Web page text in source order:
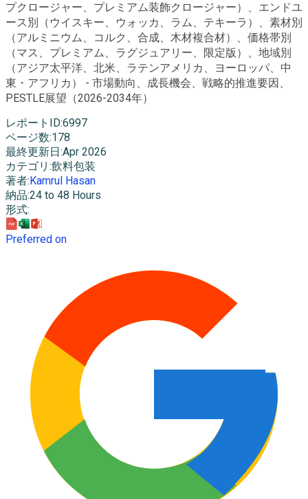
プクロージャー、プレミアム装飾クロージャー）、エンドユ
ース別（ウイスキー、ウォッカ、ラム、テキーラ）、素材別
（アルミニウム、コルク、合成、木材複合材）、価格帯別
（マス、プレミアム、ラグジュアリー、限定版）、地域別
（アジア太平洋、北米、ラテンアメリカ、ヨーロッパ、中
東・アフリカ） - 市場動向、成長機会、戦略的推進要因、
PESTLE展望（2026-2034年）
レポートID:6997
ページ数:178
最終更新日 :Apr 2026
カテゴリ :飲料包装
著者: Kamrul Hasan
納品:24 to 48 Hours
形式:
Preferred on